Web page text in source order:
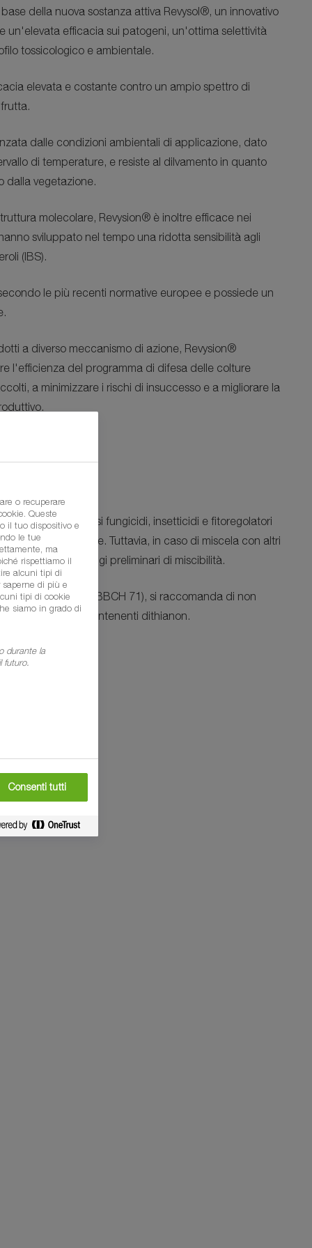
della nuova sostanza attiva Revysol®, un innovativo
un'elevata efficacia sui patogeni, un'ottima selettività
tossicologico e ambientale.
elevata e costante contro un ampio spettro di
dalle condizioni ambientali di applicazione, dato
di temperature, e resiste al dilvamento in quanto
dalla vegetazione.
molecolare, Revysion® è inoltre efficace nei
sviluppato nel tempo una ridotta sensibilità agli
(IBS).
le più recenti normative europee e possiede un
a diverso meccanismo di azione, Revysion®
l'efficienza del programma di difesa delle colture
a minimizzare i rischi di insuccesso e a migliorare la
con i più diffusi fungicidi, insetticidi e fitoregolatori
sua registrazione. Tuttavia, in caso di miscela con altri
sempre saggi preliminari di miscibilità.
(da BBCH 71), si raccomanda di non
con fungicidi contenenti dithianon.
o recuperare
Queste
il tuo dispositivo e
le tue
ma
rispettiamo il
alcuni tipi di
di più e
tipi di cookie
siamo in grado di
durante la
futuro.
Consenti tutti